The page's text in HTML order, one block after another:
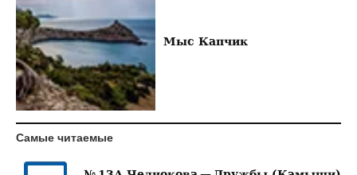
Мыс Капчик
Самые читаемые